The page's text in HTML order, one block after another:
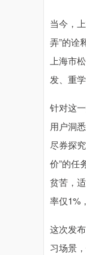
当今，
弄”的诠
上海市
发、重
针对这
用户洞
尽券探
价”的任
贫苦，
率仅1%
这次发
习场景